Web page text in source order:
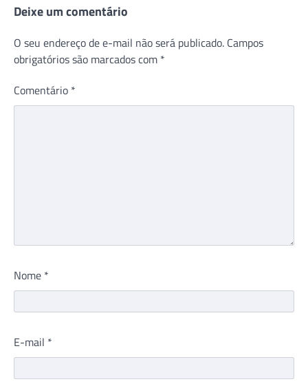
Deixe um comentário
O seu endereço de e-mail não será publicado. Campos
obrigatórios são marcados com *
Comentário *
Nome *
E-mail *